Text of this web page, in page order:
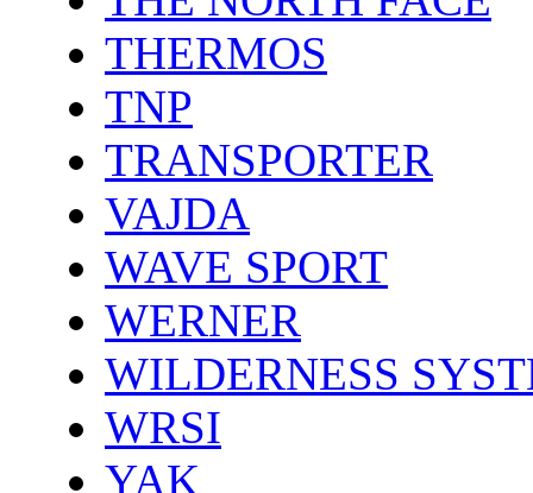
THERMOS
TNP
TRANSPORTER
VAJDA
WAVE SPORT
WERNER
WILDERNESS
WRSI
YAK